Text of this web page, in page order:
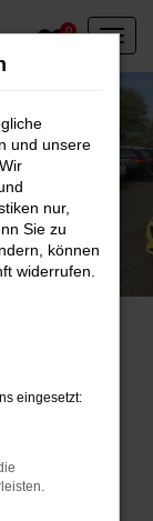
0
und unsere
nur,
Sie zu
können
widerrufen.
eingesetzt: